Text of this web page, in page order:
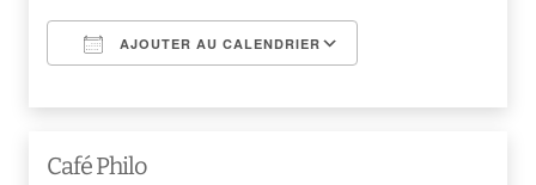
AJOUTER AU CALENDRIER
Café Philo